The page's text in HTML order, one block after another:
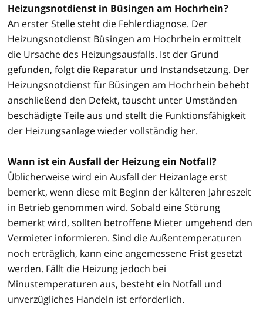
Heizungsnotdienst in Büsingen am Hochrhein?
An erster Stelle steht die Fehlerdiagnose. Der
Heizungsnotdienst Büsingen am Hochrhein ermittelt
die Ursache des Heizungsausfalls. Ist der Grund
gefunden, folgt die Reparatur und Instandsetzung. Der
Heizungsnotdienst für Büsingen am Hochrhein behebt
anschließend den Defekt, tauscht unter Umständen
beschädigte Teile aus und stellt die Funktionsfähigkeit
der Heizungsanlage wieder vollständig her.
Wann ist ein Ausfall der Heizung ein Notfall?
Üblicherweise wird ein Ausfall der Heizanlage erst
bemerkt, wenn diese mit Beginn der kälteren Jahreszeit
in Betrieb genommen wird. Sobald eine Störung
bemerkt wird, sollten betroffene Mieter umgehend den
Vermieter informieren. Sind die Außentemperaturen
noch erträglich, kann eine angemessene Frist gesetzt
werden. Fällt die Heizung jedoch bei
Minustemperaturen aus, besteht ein Notfall und
unverzügliches Handeln ist erforderlich.